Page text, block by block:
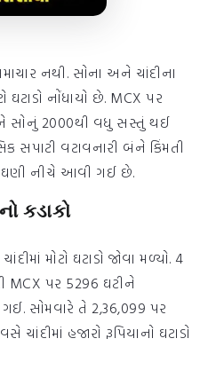
નથી. સોના અને ચાંદીના
નોંધાયો છે. MCX પર
સોનું 2000થી વધુ સસ્તું થઈ
સપાટી વટાવનારી બંને કિંમતી
ઘણી નીચે આવી ગઈ છે.
કડાકો
મોટો ઘટાડો જોવા મળ્યો. 4
MCX પર 5296 ઘટીને
ગઈ. સોમવારે તે 2,36,099 પર
હજારો રૂપિયાનો ઘટાડો